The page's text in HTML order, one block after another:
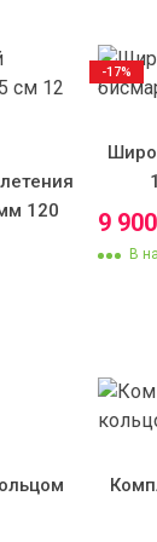
120
9
В
-17%